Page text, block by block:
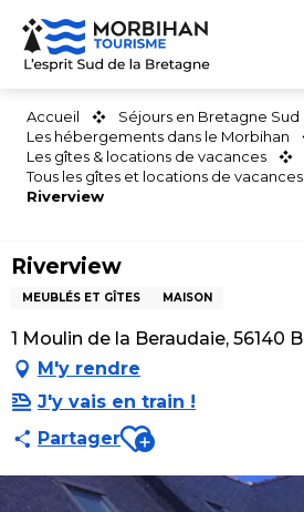
Aller
contenu
Accueil
Séjours en Bretagne Sud
Les hébergements dans le Morbihan
Les gîtes & locations de vacances
Tous les gîtes et locations de
Riverview
Riverview
MEUBLÉS ET GÎTES MAISON
1 Moulin de la Beraudaie, 56140
M'y rendre
J'y vais en train !
PartagerAjouter aux favoris